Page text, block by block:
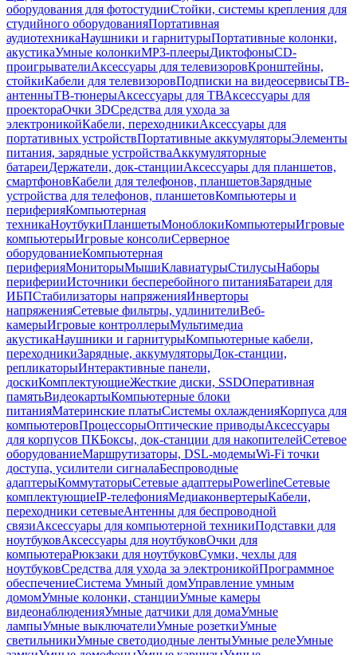
оборудования для фотостудииСтойки, системы крепления для
студийного оборудованияПортативная
аудиотехникаНаушники и гарнитурыПортативные колонки,
акустикаУмные колонкиMP3-плеерыДиктофоныCD-
проигрывателиАксессуары для телевизоровКронштейны,
стойкиКабели для телевизоровПодписки на видеосервисыТВ-
антенныТВ-тюнерыАксессуары для ТВАксессуары для
проектораОчки 3DСредства для ухода за
электроникойКабели, переходникиАксессуары для
портативных устройствПортативные аккумуляторыЭлементы
питания, зарядные устройстваАккумуляторные
батареиДержатели, док-станцииАксессуары для планшетов,
смартфоновКабели для телефонов, планшетовЗарядные
устройства для телефонов, планшетовКомпьютеры и
периферияКомпьютерная
техникаНоутбукиПланшетыМоноблокиКомпьютерыИгровые
компьютерыИгровые консолиСерверное
оборудованиеКомпьютерная
периферияМониторыМышиКлавиатурыСтилусыНаборы
периферииИсточники бесперебойного питанияБатареи для
ИБПСтабилизаторы напряженияИнверторы
напряженияСетевые фильтры, удлинителиВеб-
камерыИгровые контроллерыМультимедиа
акустикаНаушники и гарнитурыКомпьютерные кабели,
переходникиЗарядные, аккумуляторыДок-станции,
репликаторыИнтерактивные панели,
доскиКомплектующиеЖесткие диски, SSDОперативная
памятьВидеокартыКомпьютерные блоки
питанияМатеринские платыСистемы охлажденияКорпуса для
компьютеровПроцессорыОптические приводыАксессуары
для корпусов ПКБоксы, док-станции для накопителейСетевое
оборудованиеМаршрутизаторы, DSL-модемыWi-Fi точки
доступа, усилители сигналаБеспроводные
адаптерыКоммутаторыСетевые адаптерыPowerlineСетевые
комплектующиеIP-телефонияМедиаконвертерыКабели,
переходники сетевыеАнтенны для беспроводной
связиАксессуары для компьютерной техникиПодставки для
ноутбуковАксессуары для ноутбуковОчки для
компьютераРюкзаки для ноутбуковСумки, чехлы для
ноутбуковСредства для ухода за электроникойПрограммное
обеспечениеСистема Умный домУправление умным
домомУмные колонки, станцииУмные камеры
видеонаблюденияУмные датчики для домаУмные
лампыУмные выключателиУмные розеткиУмные
светильникиУмные светодиодные лентыУмные релеУмные